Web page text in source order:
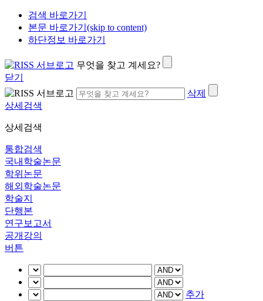
검색 바로가기
본문 바로가기(skip to content)
하단정보 바로가기
무엇을 찾고 계세요?
닫기
삭제
상세검색
상세검색
통합검색
국내학술논문
학위논문
해외학술논문
학술지
단행본
연구보고서
공개강의
버튼
추가